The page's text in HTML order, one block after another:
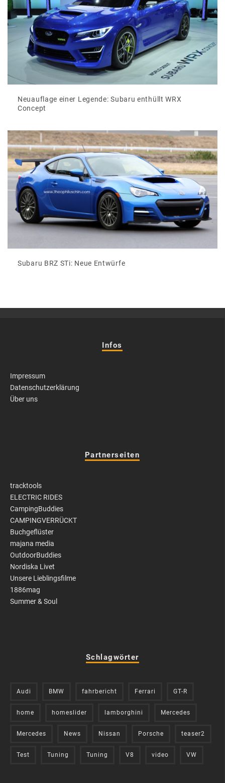
Neuauflage einer Legende: Subaru enthüllt WRX
Concept
Subaru BRZ STi: Neue Entwürfe
Infos
Impressum
Datenschutzerklärung
Über uns
Partnerseiten
tracktools
ELECTRIC RIDES
CampingBuddies
CAMPINGVERRÜCKT
Buchgeflüster
majana media
OutdoorBuddies
Nordiska Livet
Unsere Lieblingsfilme
1886mag
Summer & Soul
Schlagwörter
Audi BMW fahrbericht Ferrari GT-R
home homeslider lamborghini Mercedes
Mercedes News Nissan Porsche teaser2
Test Tuning Tuning V8 video VW